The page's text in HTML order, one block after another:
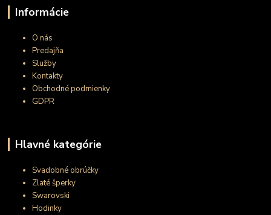
Informácie
O nás
Predajňa
Služby
Kontakty
Obchodné podmienky
GDPR
Hlavné kategórie
Svadobné obrúčky
Zlaté šperky
Swarovski
Hodinky